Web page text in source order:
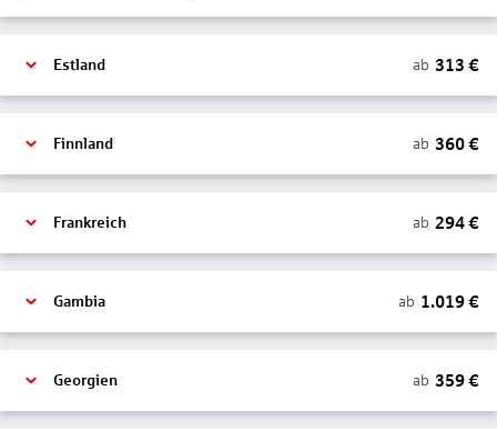
Estland ab 313 €
Finnland ab 360€
Frankreich ab 294€
Gambia ab 1.019€
Georgien ab 359€